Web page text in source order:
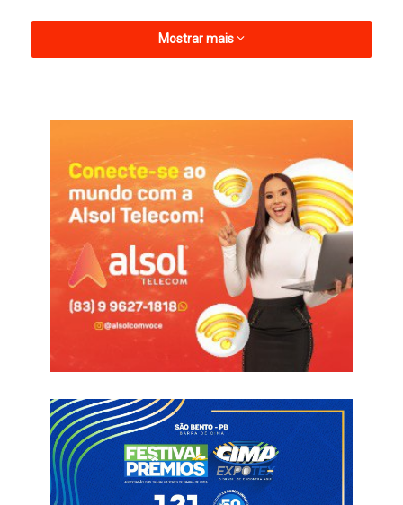
Dia 24 – Collo de Menina, Ferro na Boneca, Dois Corações e
Vinicius Mendes
Dia 25 – Thullio Milionário, Toca do Vale, Raniery Gomes, JM
Puxado e Nathy Freitas
Dia 26 – Taty Girl, Assum Preto, Elayne Tyne, Bia Rodrigues e
Homar dos Teclados
Dia 27 – Murilo Huff, Lipe Lucena, Lucas Tô de Boa, Pedrinho
do Xote e Stylo Moral
Programação Riacho dos Cavalos
São João Bom Demais
Mostrar mais